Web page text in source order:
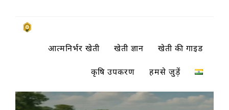
Skip
SUBSISTENCE FARMING
किसानों के साथ, किसानों के लिए
आत्मनिर्भर खेती खेती ज्ञान खेती की गाइड
कृषि उपकरण हमसे जुड़ें